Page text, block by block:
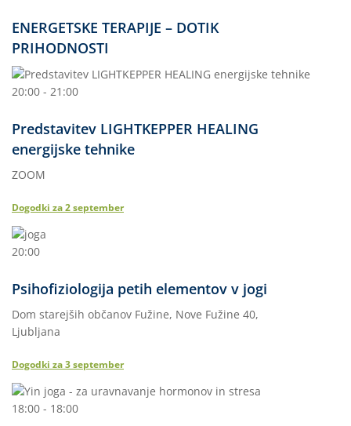
ENERGETSKE TERAPIJE – DOTIK
PRIHODNOSTI
20:00 - 21:00
Predstavitev LIGHTKEPPER HEALING
energijske tehnike
ZOOM
Dogodki za2september
20:00
Psihofiziologija petih elementov v jogi
Dom starejših občanov Fužine, Nove Fužine 40,
Ljubljana
Dogodki za3september
18:00 - 18:00